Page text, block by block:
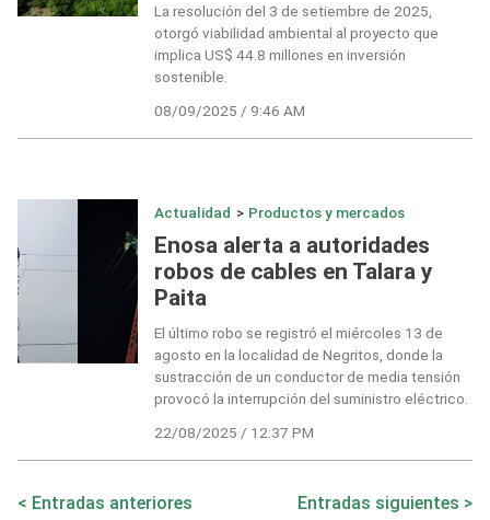
La resolución del 3 de setiembre de 2025,
otorgó viabilidad ambiental al proyecto que
implica US$ 44.8 millones en inversión
sostenible.
08/09/2025 / 9:46 AM
Actualidad > Productos y mercados
Enosa alerta a autoridades
robos de cables en Talara y
Paita
El último robo se registró el miércoles 13 de
agosto en la localidad de Negritos, donde la
sustracción de un conductor de media tensión
provocó la interrupción del suministro eléctrico.
22/08/2025 / 12:37 PM
Navegación
Entradas anteriores Entradas siguientes